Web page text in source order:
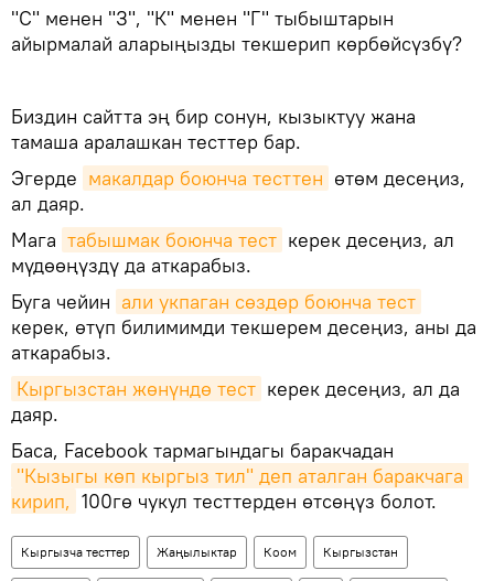
"С" менен "З", "К" менен "Г" тыбыштарын
айырмалай аларыңызды текшерип көрбөйсүзбү?
Биздин сайтта эң бир сонун, кызыктуу жана
тамаша аралашкан тесттер бар.
Эгерде макалдар боюнча тесттен өтөм десеңиз,
ал даяр.
Мага табышмак боюнча тест керек десеңиз, ал
мүдөөңүздү да аткарабыз.
Буга чейин али укпаган сөздөр боюнча тест
керек, өтүп билимимди текшерем десеңиз, аны да
аткарабыз.
Кыргызстан жөнүндө тест керек десеңиз, ал да
даяр.
Баса, Facebook тармагындагы баракчадан
"Кызыгы көп кыргыз тил" деп аталган баракчага
кирип, 100гө чукул тесттерден өтсөңүз болот.
Кыргызча тесттер Жаңылыктар Коом Кыргызстан